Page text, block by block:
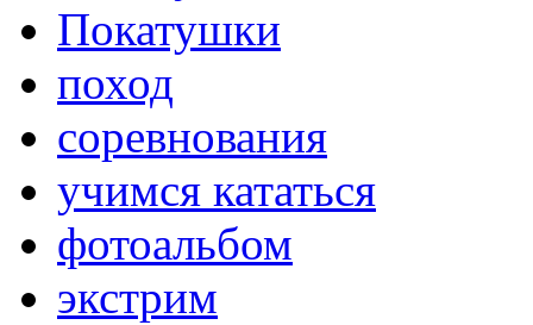
Покатушки
поход
соревнования
учимся кататься
фотоальбом
экстрим